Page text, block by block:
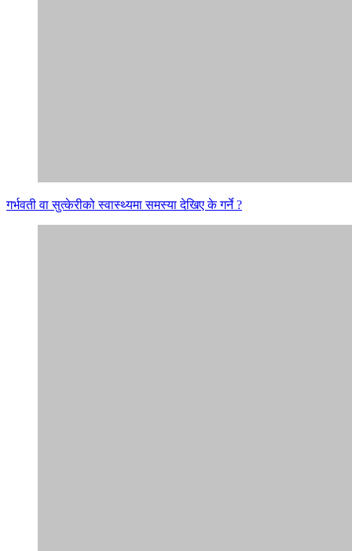
गर्भवती वा सुत्केरीको स्वास्थ्यमा समस्या देखिए के गर्ने ?